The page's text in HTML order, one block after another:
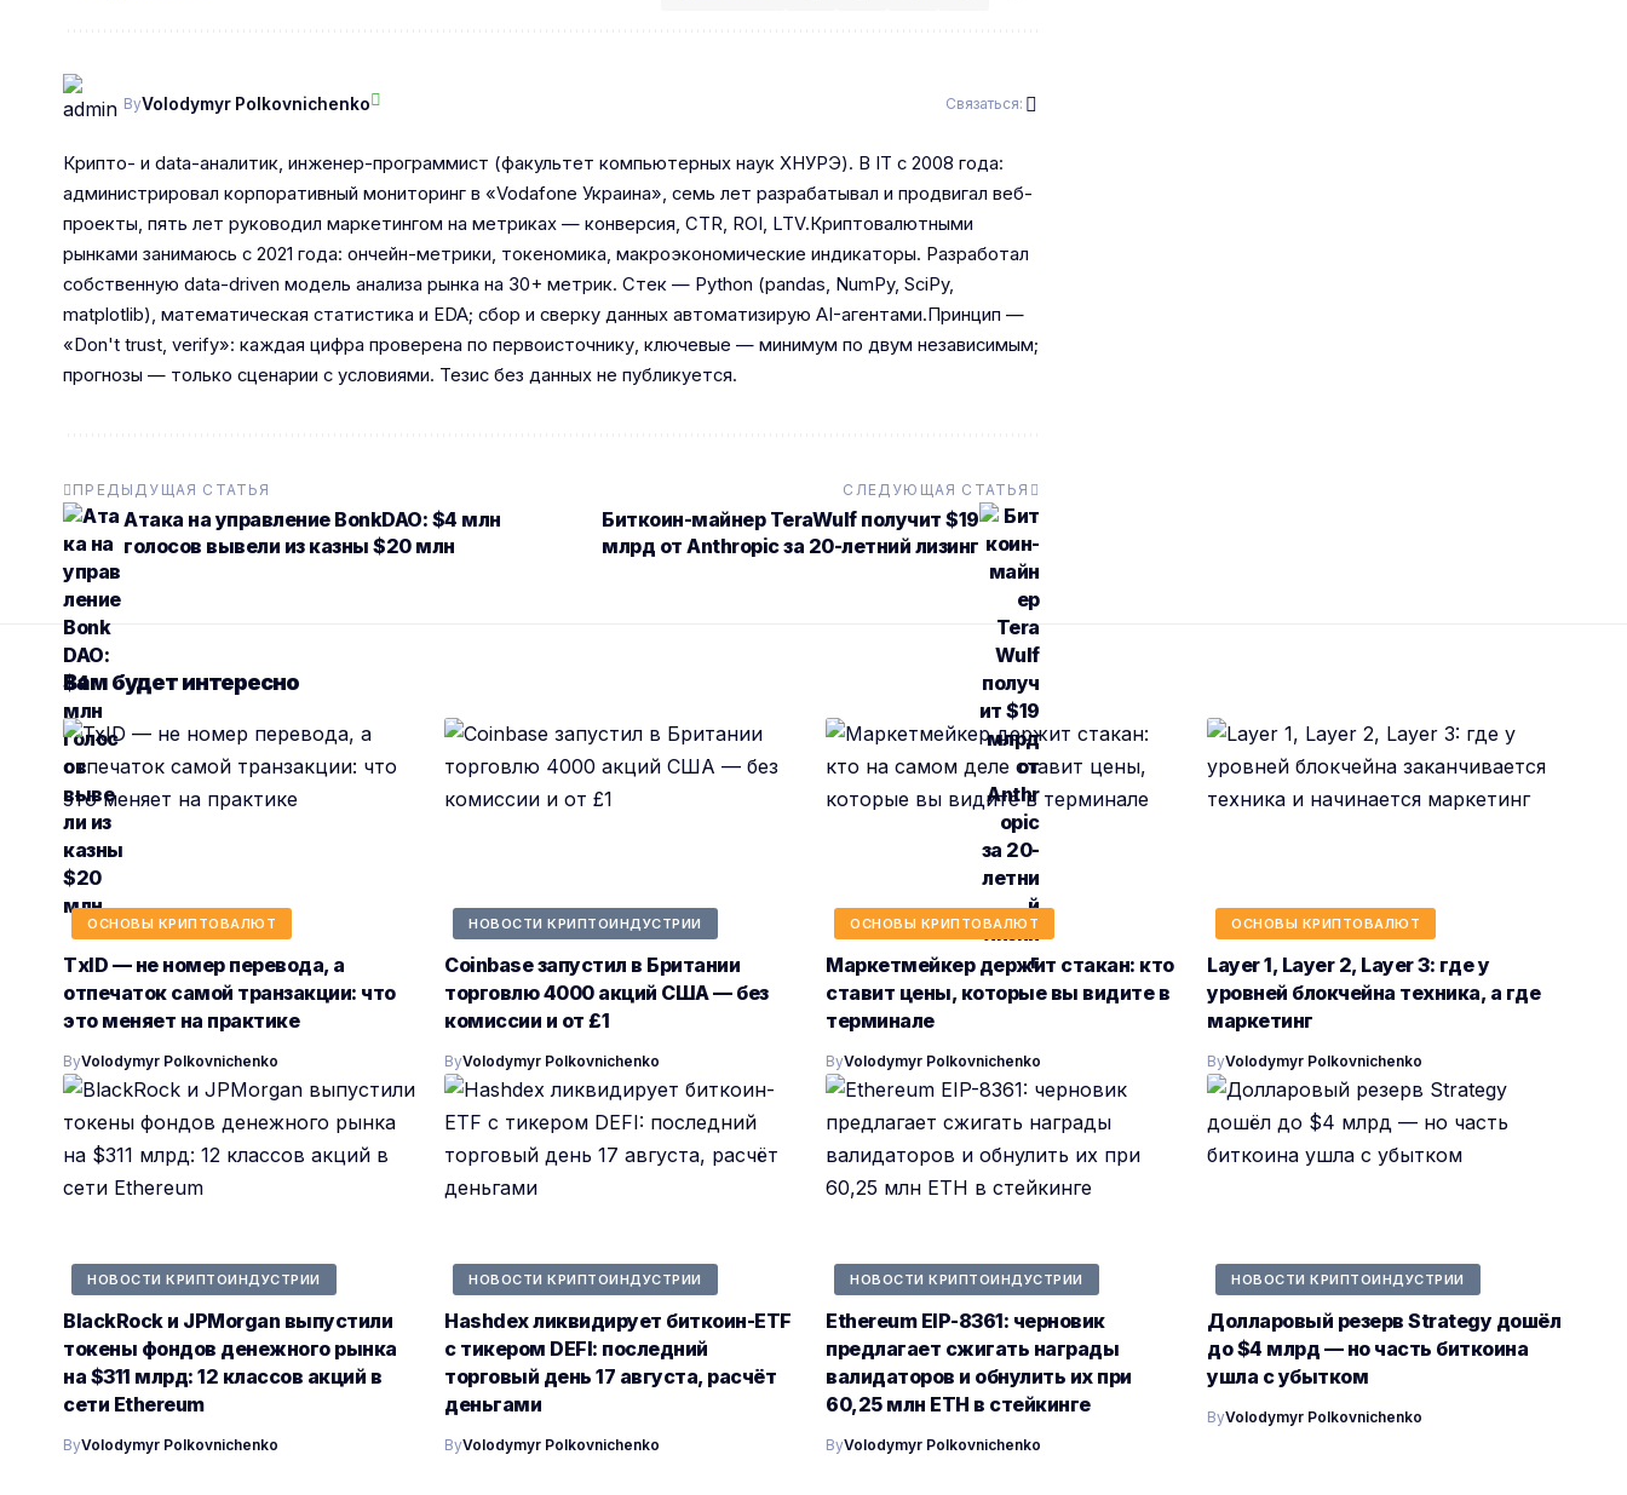
ByVolodymyr Polkovnichenko Связаться:
Крипто- и data-аналитик, инженер-программист (факультет компьютерных наук ХНУРЭ). В IT с 2008 года:
администрировал корпоративный мониторинг в «Vodafone Украина», семь лет разрабатывал и продвигал веб-
проекты, пять лет руководил маркетингом на метриках — конверсия, CTR, ROI, LTV.Криптовалютными
рынками занимаюсь с 2021 года: ончейн-метрики, токеномика, макроэкономические индикаторы. Разработал
собственную data-driven модель анализа рынка на 30+ метрик. Стек — Python (pandas, NumPy, SciPy,
matplotlib), математическая статистика и EDA; сбор и сверку данных автоматизирую AI-агентами.Принцип —
«Don't trust, verify»: каждая цифра проверена по первоисточнику, ключевые — минимум по двум независимым;
прогнозы — только сценарии с условиями. Тезис без данных не публикуется.
ПРЕДЫДУЩАЯ СТАТЬЯ
Атака на управление BonkDAO: $4 млн
голосов вывели из казны $20 млн
СЛЕДУЮЩАЯ СТАТЬЯ
Биткоин-майнер TeraWulf получит $19
млрд от Anthropic за 20-летний лизинг
Вам будет интересно
ОСНОВЫ КРИПТОВАЛЮТ
TxID — не номер перевода, а
отпечаток самой транзакции: что
это меняет на практике
ByVolodymyr Polkovnichenko
НОВОСТИ КРИПТОИНДУСТРИИ
Coinbase запустил в Британии
торговлю 4000 акций США — без
комиссии и от £1
ByVolodymyr Polkovnichenko
ОСНОВЫ КРИПТОВАЛЮТ
Маркетмейкер держит стакан: кто
ставит цены, которые вы видите в
терминале
ByVolodymyr Polkovnichenko
ОСНОВЫ КРИПТОВАЛЮТ
Layer 1, Layer 2, Layer 3: где у
уровней блокчейна техника, а где
маркетинг
ByVolodymyr Polkovnichenko
НОВОСТИ КРИПТОИНДУСТРИИ
BlackRock и JPMorgan выпустили
токены фондов денежного рынка
на $311 млрд: 12 классов акций в
сети Ethereum
ByVolodymyr Polkovnichenko
НОВОСТИ КРИПТОИНДУСТРИИ
Hashdex ликвидирует биткоин-ETF
с тикером DEFI: последний
торговый день 17 августа, расчёт
деньгами
ByVolodymyr Polkovnichenko
НОВОСТИ КРИПТОИНДУСТРИИ
Ethereum EIP-8361: черновик
предлагает сжигать награды
валидаторов и обнулить их при
60,25 млн ETH в стейкинге
ByVolodymyr Polkovnichenko
НОВОСТИ КРИПТОИНДУСТРИИ
Долларовый резерв Strategy дошёл
до $4 млрд — но часть биткоина
ушла с убытком
ByVolodymyr Polkovnichenko